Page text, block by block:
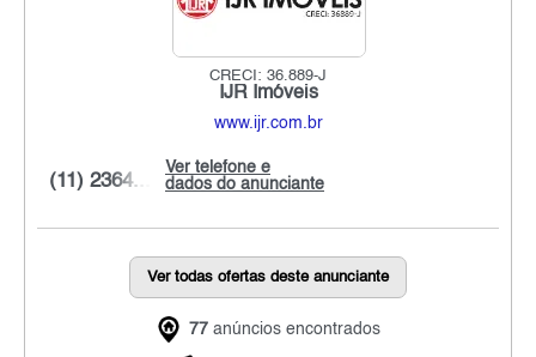
CRECI: 36.889-J
IJR Imóveis
www.ijr.com.br
Ver telefone e
dados do anunciante
(11) 2364...
Ver todas ofertas deste anunciante
77 anúncios encontrados